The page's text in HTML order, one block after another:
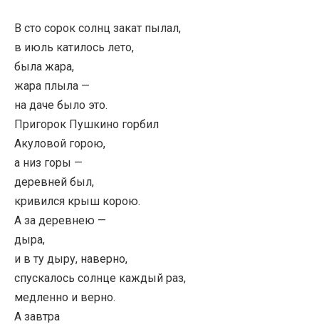
В сто сорок солнц закат пылал,
в июль катилось лето,
была жара,
жара плыла —
на даче было это.
Пригорок Пушкино горбил
Акуловой горою,
а низ горы —
деревней был,
кривился крыш корою.
А за деревнею —
дыра,
и в ту дыру, наверно,
спускалось солнце каждый раз,
медленно и верно.
А завтра